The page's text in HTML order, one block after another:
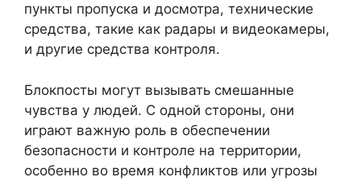
пункты пропуска и досмотра, технические
средства, такие как радары и видеокамеры,
и другие средства контроля.
Блокпосты могут вызывать смешанные
чувства у людей. С одной стороны, они
играют важную роль в обеспечении
безопасности и контроле на территории,
особенно во время конфликтов или угрозы